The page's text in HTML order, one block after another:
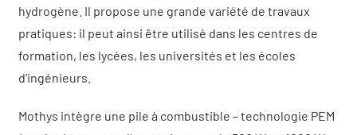
hydrogène. Il propose une grande variété de travaux
pratiques: il peut ainsi être utilisé dans les centres de
formation, les lycées, les universités et les écoles
d’ingénieurs.
Mothys intègre une pile à combustible – technologie PEM